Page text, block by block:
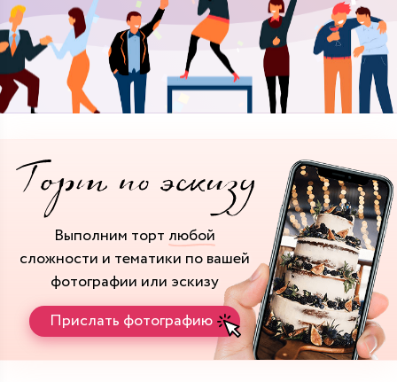
Выполним торт любой
сложности и тематики по вашей
фотографии или эскизу
Прислать фотографию